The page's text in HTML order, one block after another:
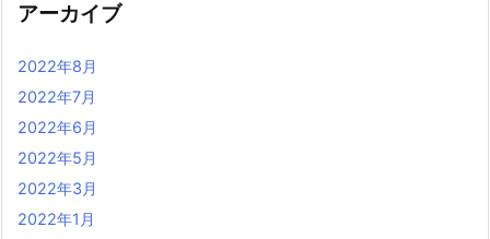
アーカイブ
2022年8月
2022年7月
2022年6月
2022年5月
2022年3月
2022年1月